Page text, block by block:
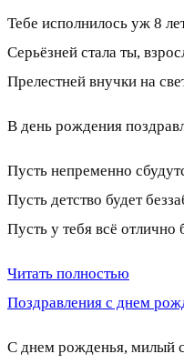
Тебе исполнилось уж 8
Серьёзней стала ты,
Прелестней внучки на
В день рождения
Пусть непременно
Пусть детство будет
Пусть у тебя всё отлично
Читать полностью
Поздравления с днем
С днем рожденья, милый